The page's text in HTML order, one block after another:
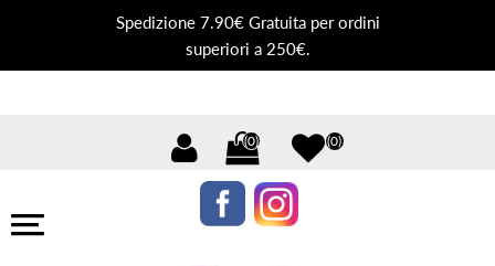
Spedizione 7.90€ Gratuita per ordini
superiori a 250€.
(0) (0)